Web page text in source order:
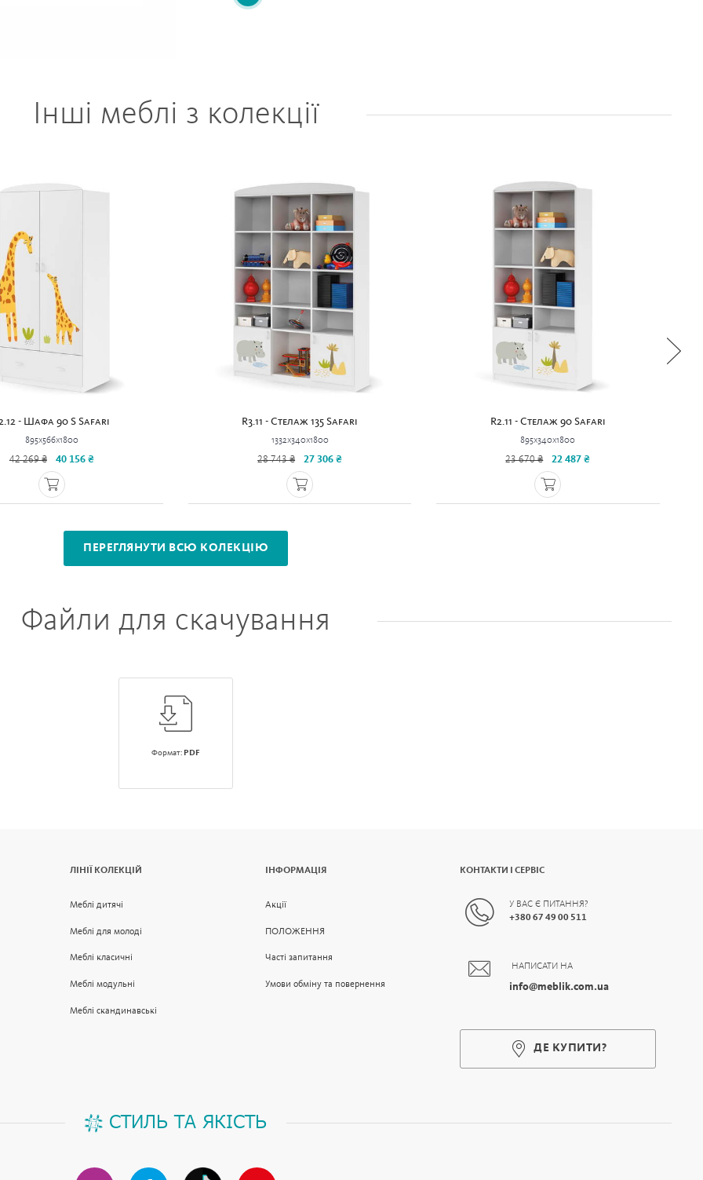
Інші меблі з колекції
- Шафа 90 S Safari
895x566x1800
42 269 ₴ 40 156 ₴
R3.11 - Стелаж 135 Safari
1332x340x1800
28 743 ₴ 27 306 ₴
R2.11 - Стелаж 90 Safari
895x340x1800
23 670 ₴ 22 487 ₴
ПЕРЕГЛЯНУТИ ВСЮ КОЛЕКЦІЮ
Файли для скачування
Формат: PDF
ЛІНІЇ КОЛЕКЦІЙ
Меблі дитячі
Меблі для молоді
Меблі класичні
Меблі модульні
Меблі скандинавські
ІНФОРМАЦІЯ
Акції
ПОЛОЖЕННЯ
Часті запитання
Умови обміну та повернення
КОНТАКТИ І СЕРВІС
У ВАС Є ПИТАННЯ?
+380 67 49 00 511
НАПИСАТИ НА
info@meblik.com.ua
ДЕ КУПИТИ?
СТИЛЬ ТА ЯКІСТЬ